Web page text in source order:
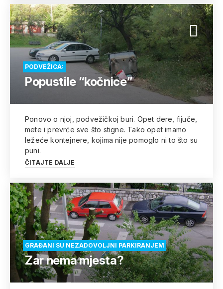
PODVEŽICA:
Popustile “kočnice”
Ponovo o njoj, podvežičkoj buri. Opet dere, fijuče,
mete i prevrće sve što stigne. Tako opet imamo
ležeće kontejnere, kojima nije pomoglo ni to što su
puni.
ČITAJTE DALJE
GRAĐANI SU NEZADOVOLJNI PARKIRANJEM
Zar nema mjesta?